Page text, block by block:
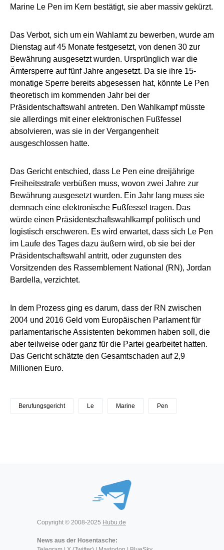
Marine Le Pen im Kern bestätigt, sie aber massiv gekürzt.
Das Verbot, sich um ein Wahlamt zu bewerben, wurde am
Dienstag auf 45 Monate festgesetzt, von denen 30 zur
Bewährung ausgesetzt wurden. Ursprünglich war die
Ämtersperre auf fünf Jahre angesetzt. Da sie ihre 15-
monatige Sperre bereits abgesessen hat, könnte Le Pen
theoretisch im kommenden Jahr bei der
Präsidentschaftswahl antreten. Den Wahlkampf müsste
sie allerdings mit einer elektronischen Fußfessel
absolvieren, was sie in der Vergangenheit
ausgeschlossen hatte.
Das Gericht entschied, dass Le Pen eine dreijährige
Freiheitsstrafe verbüßen muss, wovon zwei Jahre zur
Bewährung ausgesetzt wurden. Ein Jahr lang muss sie
demnach eine elektronische Fußfessel tragen. Das
würde einen Präsidentschaftswahlkampf politisch und
logistisch erschweren. Es wird erwartet, dass sich Le Pen
im Laufe des Tages dazu äußern wird, ob sie bei der
Präsidentschaftswahl antritt, oder zugunsten des
Vorsitzenden des Rassemblement National (RN), Jordan
Bardella, verzichtet.
In dem Prozess ging es darum, dass der RN zwischen
2004 und 2016 Geld vom Europäischen Parlament für
parlamentarische Assistenten bekommen haben soll, die
aber teilweise oder ganz für die Partei gearbeitet hatten.
Das Gericht schätzte den Gesamtschaden auf 2,9
Millionen Euro.
Berufungsgericht Le Marine Pen
Copyright © 2008-2025 Hubu.de
News aus der Hosentasche: